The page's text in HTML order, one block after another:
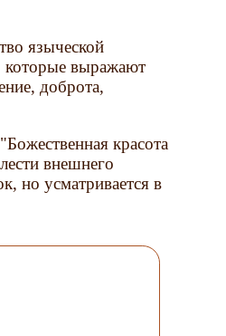
языческой
которые выражают
доброта,
красота
внешнего
но усматривается в